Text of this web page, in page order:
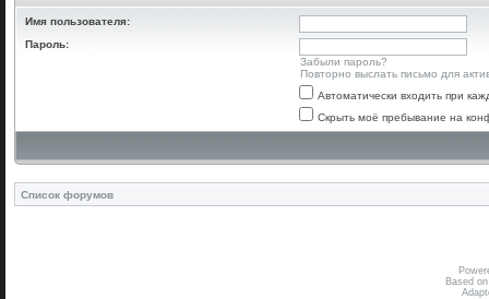
Имя пользователя:
Пароль:
Забыли пароль?
Повторно выслать письмо для
Автоматически входить при
Скрыть моё пребывание на
Список форумов
Based